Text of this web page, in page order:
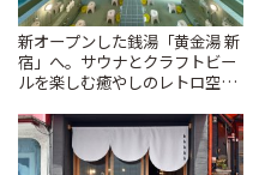
新オープンした銭湯「黄金湯 新
宿」へ。サウナとクラフトビー
ルを楽しむ癒やしのレトロ空間